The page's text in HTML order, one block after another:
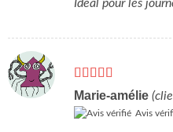
Idéal pour les
Note5 sur 5
Marie-amélie
Avis